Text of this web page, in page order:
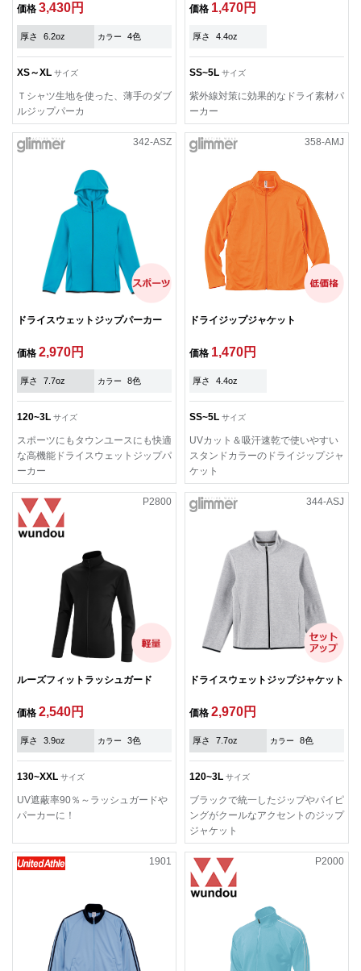
価格 3,430円
厚さ 6.2oz カラー 4色
XS～XL サイズ
Ｔシャツ生地を使った、薄手のダブ
ルジップパーカ
価格 1,470円
厚さ 4.4oz
SS~5L サイズ
紫外線対策に効果的なドライ素材パ
ーカー
342-ASZ
ドライスウェットジップパーカー
価格 2,970円
厚さ 7.7oz カラー 8色
120~3L サイズ
スポーツにもタウンユースにも快適
な高機能ドライスウェットジップパ
ーカー
358-AMJ
ドライジップジャケット
価格 1,470円
厚さ 4.4oz
SS~5L サイズ
UVカット＆吸汗速乾で使いやすい
スタンドカラーのドライジップジャ
ケット
P2800
ルーズフィットラッシュガード
価格 2,540円
厚さ 3.9oz カラー 3色
130~XXL サイズ
UV遮蔽率90％～ラッシュガードや
パーカーに！
344-ASJ
ドライスウェットジップジャケット
価格 2,970円
厚さ 7.7oz カラー 8色
120~3L サイズ
ブラックで統一したジップやパイピ
ングがクールなアクセントのジップ
ジャケット
1901 P2000